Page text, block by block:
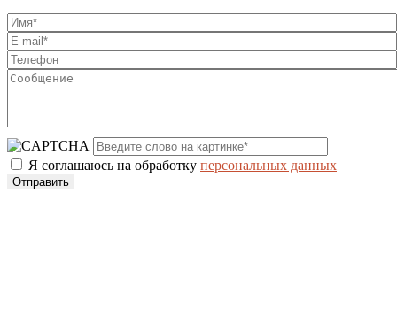
Я соглашаюсь на обработку персональных данных